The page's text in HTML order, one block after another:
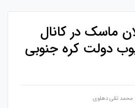
ماسک در کانال
دولت کره جنوبی
محمد تقی دهلوی